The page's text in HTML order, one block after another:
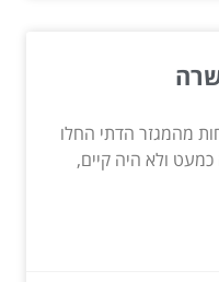
מהמגזר הדתי החלו
ולא היה קיים,